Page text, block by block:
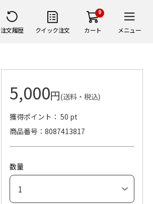
注文履歴 クイック注文
0
カート メニュー
5,000円(送料・税込)
獲得ポイント： 50 pt
商品番号
8087413817
数量